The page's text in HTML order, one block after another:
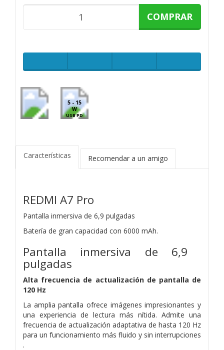
COMPRAR
5 - 15
W
USB PD
Características Recomendar a un amigo
REDMI A7 Pro
Pantalla inmersiva de 6,9 ​​pulgadas
Batería de gran capacidad con 6000 mAh.
Pantalla inmersiva de 6,9 ​​
pulgadas
Alta frecuencia de actualización de pantalla de
120 Hz
La amplia pantalla ofrece imágenes impresionantes y
una experiencia de lectura más nítida. Admite una
frecuencia de actualización adaptativa de hasta 120 Hz
para un funcionamiento más fluido y sin interrupciones
.